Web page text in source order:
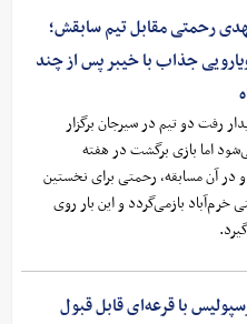
رحمتی مقابل تیم سابقش؛
جذاب با خیبر پس از چند
رفت دو تیم در سیرجان برگزار
اما بازی برگشت در هفته
در آن مسابقه، رحمتی برای نخستین
خرم‌آباد بازمی‌گردد و این بار روی
با قرعه‌ای قابل قبول